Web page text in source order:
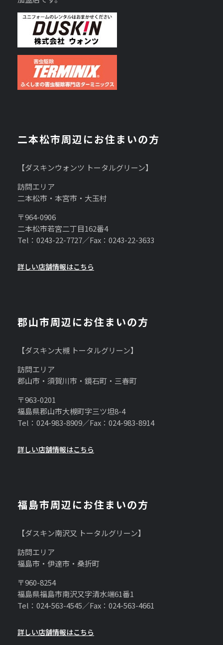
二本松市周辺にお住まいの方
【ダスキンウォンツ トータルグリーン】
訪問エリア
二本松市・本宮市・大玉村
〒964-0906
二本松市若宮二丁目162番4
Tel：0243-22-7727／Fax：0243-22-3633
詳しい店舗情報はこちら
郡山市周辺にお住まいの方
【ダスキン大槻 トータルグリーン】
訪問エリア
郡山市・須賀川市・鏡石町・三春町
〒963-0201
福島県郡山市大槻町字三ツ坦8-4
Tel：024-983-8909／Fax：024-983-8914
詳しい店舗情報はこちら
福島市周辺にお住まいの方
【ダスキン南沢又 トータルグリーン】
訪問エリア
福島市・伊達市・桑折町
〒960-8254
福島県福島市南沢又字清水端61番1
Tel：024-563-4545／Fax：024-563-4661
詳しい店舗情報はこちら